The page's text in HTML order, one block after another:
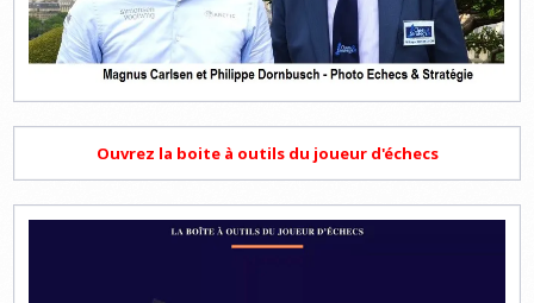
Ouvrez la boite à outils du joueur d'échecs